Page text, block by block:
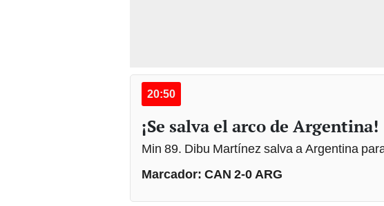
20:50
¡Se salva el arco de Argentina!
Min 89. Dibu Martínez salva a Argentina
Marcador: CAN 2-0 ARG